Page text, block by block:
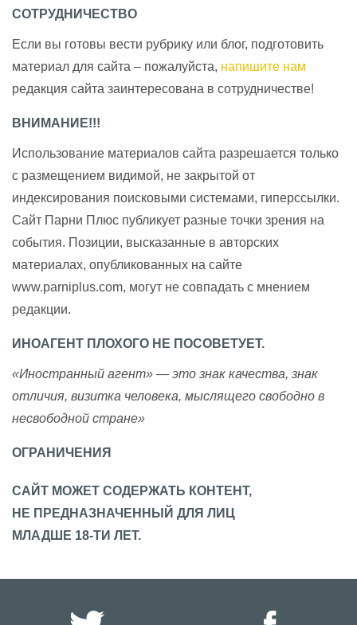
СОТРУДНИЧЕСТВО
Если вы готовы вести рубрику или блог, подготовить
материал для сайта – пожалуйста, напишите нам
редакция сайта заинтересована в сотрудничестве!
ВНИМАНИЕ!!!
Использование материалов сайта разрешается только
с размещением видимой, не закрытой от
индексирования поисковыми системами, гиперссылки.
Сайт Парни Плюс публикует разные точки зрения на
события. Позиции, высказанные в авторских
материалах, опубликованных на сайте
www.parniplus.com, могут не совпадать с мнением
редакции.
ИНОАГЕНТ ПЛОХОГО НЕ ПОСОВЕТУЕТ.
«Иностранный агент» — это знак качества, знак
отличия, визитка человека, мыслящего свободно в
несвободной стране»
ОГРАНИЧЕНИЯ
САЙТ МОЖЕТ СОДЕРЖАТЬ КОНТЕНТ,
НЕ ПРЕДНАЗНАЧЕННЫЙ ДЛЯ ЛИЦ
МЛАДШЕ 18-ТИ ЛЕТ.